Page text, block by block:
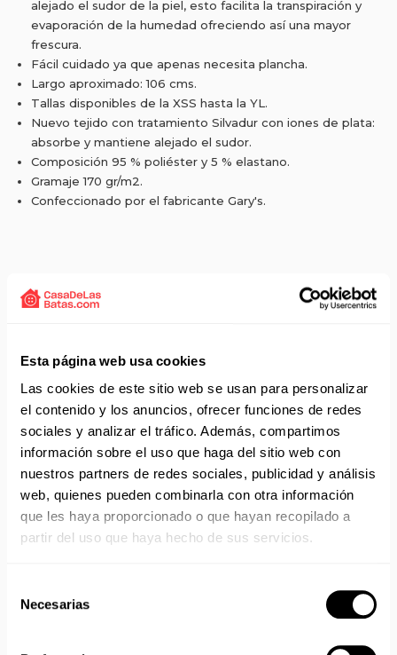
Esta página web usa cookies
Las cookies de este sitio web se usan para personalizar
el contenido y los anuncios, ofrecer funciones de redes
sociales y analizar el tráfico. Además, compartimos
información sobre el uso que haga del sitio web con
nuestros partners de redes sociales, publicidad y análisis
web, quienes pueden combinarla con otra información
que les haya proporcionado o que hayan recopilado a
partir del uso que haya hecho de sus servicios.
Necesarias
alejado el sudor de la piel, esto facilita la transpiración y
evaporación de la humedad ofreciendo así una mayor
frescura.
Fácil cuidado ya que apenas necesita plancha.
Largo aproximado: 106 cms.
Tallas disponibles de la XSS hasta la YL.
Nuevo tejido con tratamiento Silvadur con iones de plata:
absorbe y mantiene alejado el sudor.
Composición 95 % poliéster y 5 % elastano.
Gramaje 170 gr/m2.
Confeccionado por el fabricante Gary's.
Solicita presupuesto:
Aprovecha el envío gratuito en toda España excepto
Canarias, Baleares, Ceuta y Melilla.
ENVÍOS EN AGOSTO
No realizamos envíos del 10 al 21 de agosto.
Reanudamos envíos el día 24 de agosto para productos
con disponibilidad 24/48 horas.
Si adquieres productos con distinto plazo de entrega, el
pedido se envía cuando está completo.
: EL taller de
bordados y estampados está cerrado en agosto. Se